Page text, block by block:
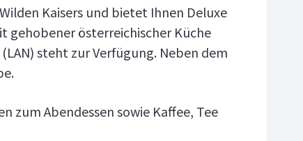
Kaisers und bietet Ihnen Deluxe
gehobener österreichischer Küche
steht zur Verfügung. Neben dem
zum Abendessen sowie Kaffee, Tee